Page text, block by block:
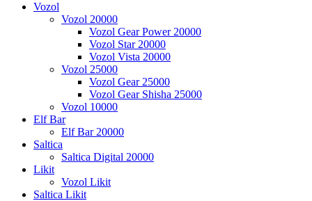
Vozol
Vozol 20000
Vozol Gear Power 20000
Vozol Star 20000
Vozol Vista 20000
Vozol 25000
Vozol Gear 25000
Vozol Gear Shisha 25000
Vozol 10000
Elf Bar
Elf Bar 20000
Saltica
Saltica Digital 20000
Likit
Vozol Likit
Saltica Likit